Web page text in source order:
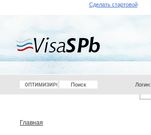
Сделать стартовой
Логин:
Главная